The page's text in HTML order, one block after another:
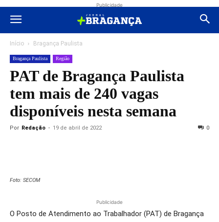
Publicidade
Início Bragança Paulista
Bragança Paulista Região
PAT de Bragança Paulista
tem mais de 240 vagas
disponíveis nesta semana
Por Redação - 19 de abril de 2022 0
Foto: SECOM
Publicidade
O Posto de Atendimento ao Trabalhador (PAT) de Bragança